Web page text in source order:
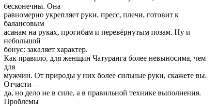
бесконечны. Она
равномерно укрепляет руки, пресс, плечи, готовит к
балансовым
асанам на руках, прогибам и перевёрнутым позам. Ну и
небольшой
бонус: закаляет характер.
Как правило, для женщин Чатуранга более невыносима, чем
для
мужчин. От природы у них более сильные руки, скажете вы.
Отчасти —
да, но дело не в силе, а в правильной технике выполнения.
Проблемы